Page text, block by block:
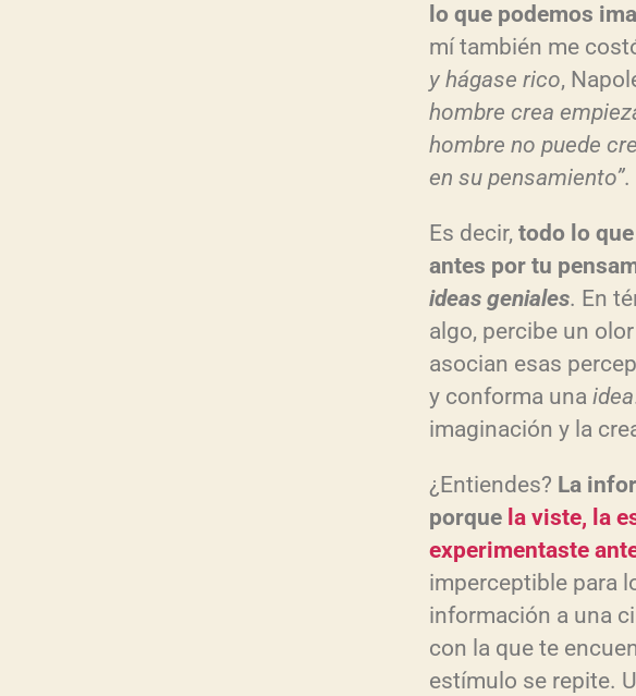
lo que podemos
mí también me
y hágase rico,
hombre crea
hombre no puede
en su pensamiento”.
Es decir, todo lo
antes por tu
ideas geniales. En
algo, percibe un
asocian esas
y conforma una idea
imaginación y la
¿Entiendes? La
porque la viste, la
experimentaste
imperceptible para
información a una
con la que te
estímulo se repite.